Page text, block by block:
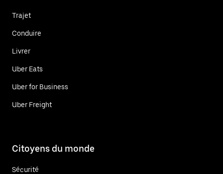
Trajet
Conduire
Livrer
Uber Eats
Uber for Business
Uber Freight
Citoyens du monde
Sécurité